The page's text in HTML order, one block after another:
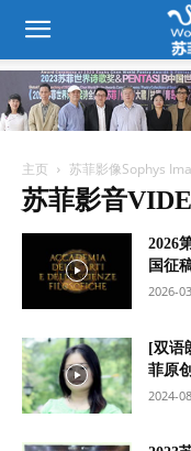
主页 苏菲影像Sophys
苏菲影音
2026
国征
2026-
[双语
菲原
2024-